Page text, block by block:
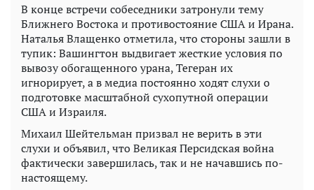
В конце встречи собеседники затронули тему
Ближнего Востока и противостояние США и Ирана.
Наталья Влащенко отметила, что стороны зашли в
тупик: Вашингтон выдвигает жесткие условия по
вывозу обогащенного урана, Тегеран их
игнорирует, а в медиа постоянно ходят слухи о
подготовке масштабной сухопутной операции
США и Израиля.
Михаил Шейтельман призвал не верить в эти
слухи и объявил, что Великая Персидская война
фактически завершилась, так и не начавшись по-
настоящему.